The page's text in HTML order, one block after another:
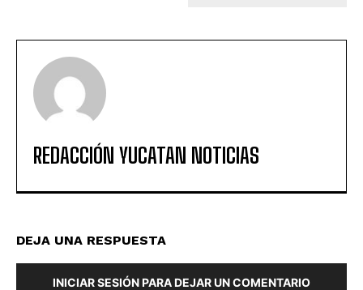
REDACCIÓN YUCATAN NOTICIAS
DEJA UNA RESPUESTA
INICIAR SESIÓN PARA DEJAR UN COMENTARIO